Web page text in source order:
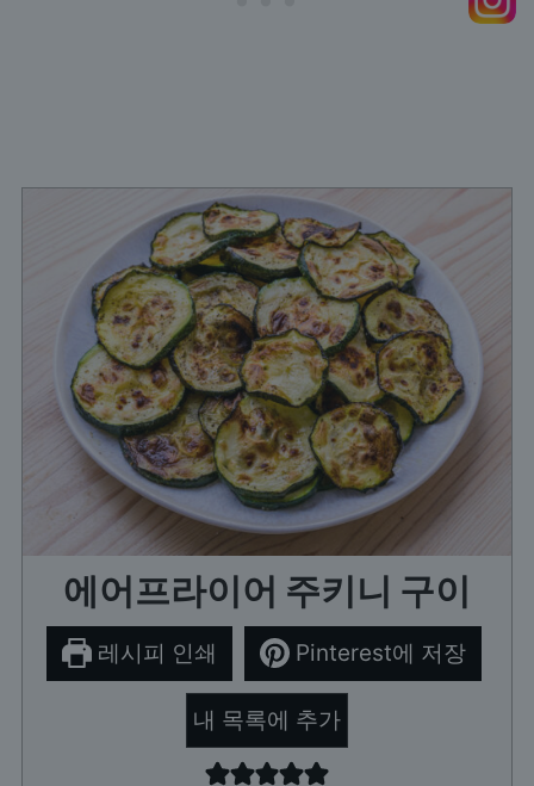
에어프라이어 주키니 구이
레시피 인쇄 Pinterest에 저장
내 목록에 추가